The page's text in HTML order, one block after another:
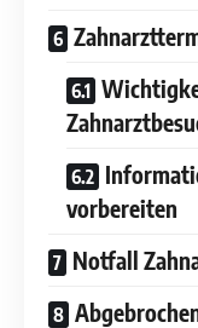
vorbereiten
Notfall